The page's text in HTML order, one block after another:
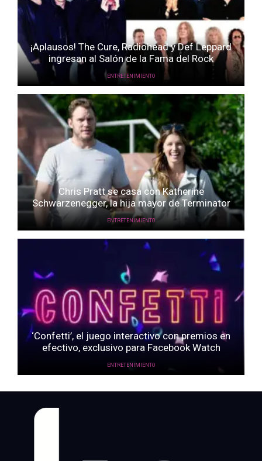
¡Aplausos! The Cure, Radiohead y Def Leppard
ingresan al Salón de la Fama del Rock
ENTRETENIMIENTO
Chris Pratt se casa con Katherine
Schwarzenegger, la hija mayor de Terminator
ENTRETENIMIENTO
‘Confetti’, el juego interactivo con premios en
efectivo, exclusivo para Facebook Watch
ENTRETENIMIENTO